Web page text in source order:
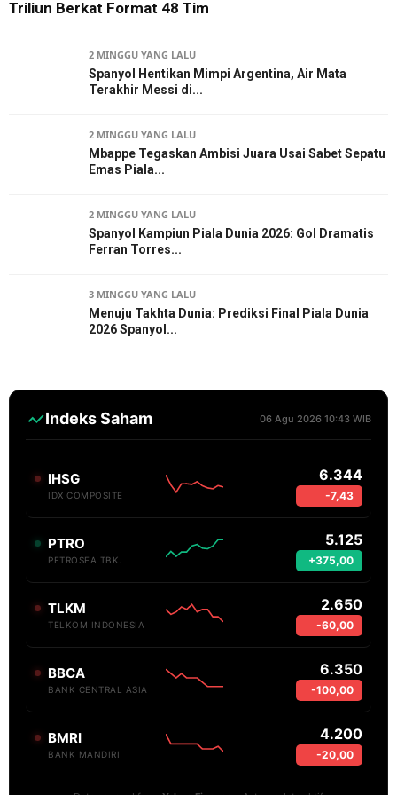
Triliun Berkat Format 48 Tim
2 MINGGU YANG LALU
Spanyol Hentikan Mimpi Argentina, Air Mata
Terakhir Messi di...
2 MINGGU YANG LALU
Mbappe Tegaskan Ambisi Juara Usai Sabet Sepatu
Emas Piala...
2 MINGGU YANG LALU
Spanyol Kampiun Piala Dunia 2026: Gol Dramatis
Ferran Torres...
3 MINGGU YANG LALU
Menuju Takhta Dunia: Prediksi Final Piala Dunia
2026 Spanyol...
Indeks Saham 06 Agu 2026 10:43 WIB
IHSG
IDX COMPOSITE
6.344
-7,43
PTRO
PETROSEA TBK.
5.125
+375,00
TLKM
TELKOM INDONESIA
2.650
-60,00
BBCA
BANK CENTRAL ASIA
6.350
-100,00
BMRI
BANK MANDIRI
4.200
-20,00